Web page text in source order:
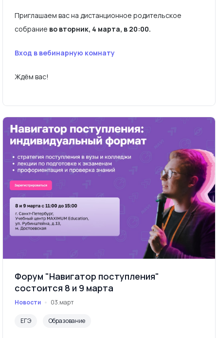
Приглашаем вас на дистанционное родительское
собрание во вторник, 4 марта, в 20:00.
Вход в вебинарную комнату
Ждём вас!
Форум "Навигатор поступления"
состоится 8 и 9 марта
Новости 03.март
ЕГЭ Образование